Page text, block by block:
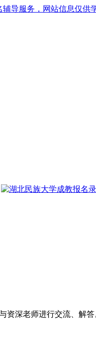
辅导服务，网站信息仅供
资深老师进行交流、解答